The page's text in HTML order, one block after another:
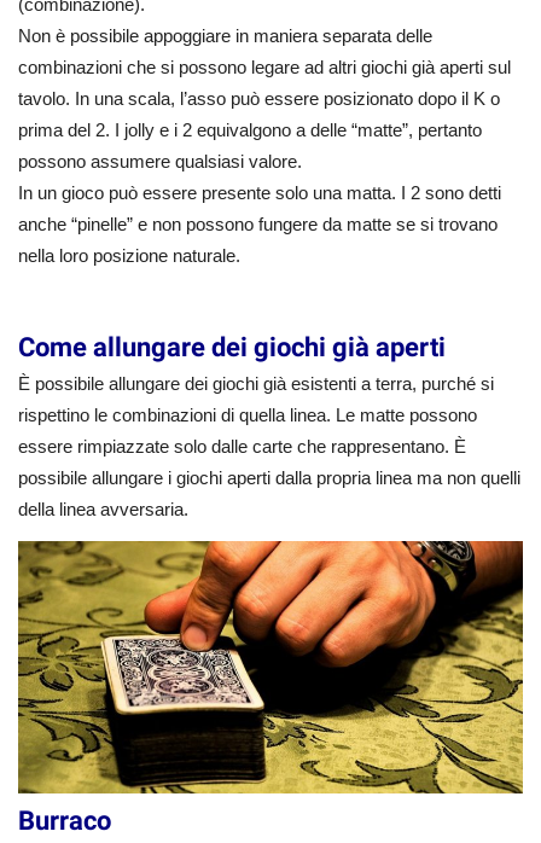
(combinazione).
Non è possibile appoggiare in maniera separata delle
combinazioni che si possono legare ad altri giochi già aperti sul
tavolo. In una scala, l’asso può essere posizionato dopo il K o
prima del 2. I jolly e i 2 equivalgono a delle “matte”, pertanto
possono assumere qualsiasi valore.
In un gioco può essere presente solo una matta. I 2 sono detti
anche “pinelle” e non possono fungere da matte se si trovano
nella loro posizione naturale.
Come allungare dei giochi già aperti
È possibile allungare dei giochi già esistenti a terra, purché si
rispettino le combinazioni di quella linea. Le matte possono
essere rimpiazzate solo dalle carte che rappresentano. È
possibile allungare i giochi aperti dalla propria linea ma non quelli
della linea avversaria.
Burraco